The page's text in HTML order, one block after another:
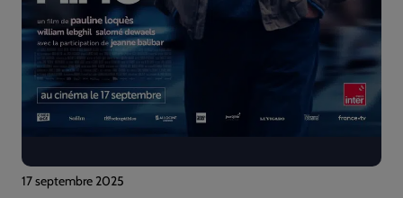
17 septembre 2025